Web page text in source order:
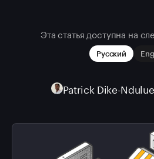
Эта статья доступна на
Русский
Patrick Dike-Ndulue